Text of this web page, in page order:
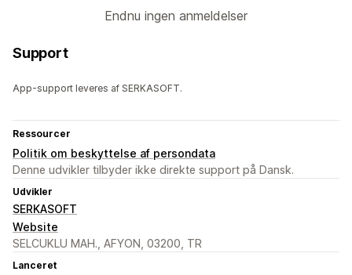
Endnu ingen anmeldelser
Support
App-support leveres af SERKASOFT.
Ressourcer
Politik om beskyttelse af persondata
Denne udvikler tilbyder ikke direkte support på Dansk.
Udvikler
SERKASOFT
Website
SELCUKLU MAH., AFYON, 03200, TR
Lanceret